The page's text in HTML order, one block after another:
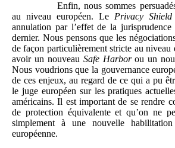
Enfin, nous sommes
au niveau européen. Le Privacy Shield
annulation par l’effet de la jurisprudence
dernier. Nous pensons que les
de façon particulièrement stricte au niveau
avoir un nouveau Safe Harborou un
Nous voudrions que la gouvernance
de ces enjeux, au regard de ce qui a pu
le juge européen sur les pratiques
américains. Il est important de se rendre
de protection équivalente et qu’on ne
simplement à une nouvelle
européenne.